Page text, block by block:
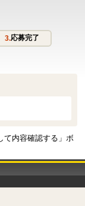
応募完了
て内容確認する」ボ